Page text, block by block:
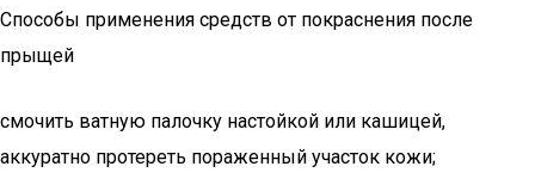
Способы применения средств от покраснения после
прыщей
смочить ватную палочку настойкой или кашицей,
аккуратно протереть пораженный участок кожи;